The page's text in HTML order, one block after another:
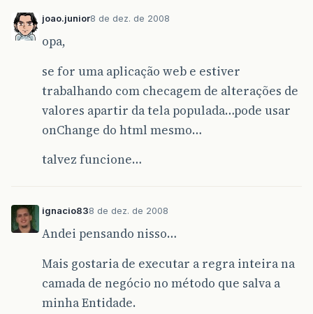
joao.junior8 de dez. de 2008
opa,
se for uma aplicação web e estiver
trabalhando com checagem de alterações de
valores apartir da tela populada…pode usar
onChange do html mesmo…
talvez funcione…
ignacio838 de dez. de 2008
Andei pensando nisso…
Mais gostaria de executar a regra inteira na
camada de negócio no método que salva a
minha Entidade.